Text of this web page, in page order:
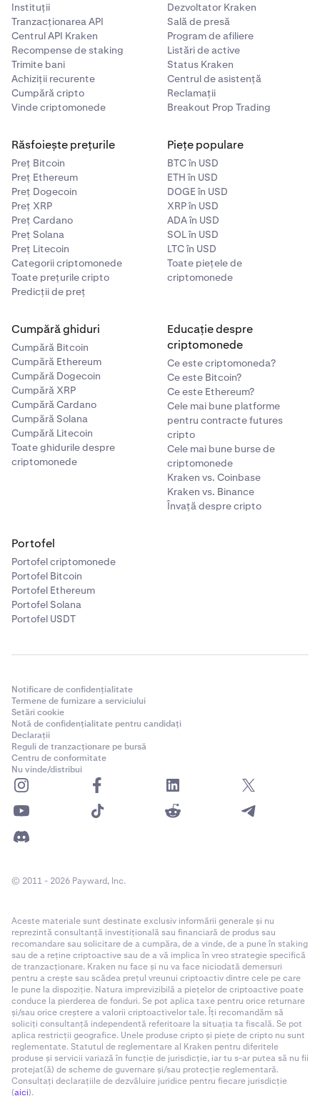
Instituții
Tranzacționarea API
Centrul API Kraken
Recompense de staking
Trimite bani
Achiziții recurente
Cumpără cripto
Vinde criptomonede
Dezvoltator Kraken
Sală de presă
Program de afiliere
Listări de active
Status Kraken
Centrul de asistență
Reclamații
Breakout Prop Trading
Răsfoiește prețurile
Preț Bitcoin
Preț Ethereum
Preț Dogecoin
Preț XRP
Preț Cardano
Preț Solana
Preț Litecoin
Categorii criptomonede
Toate prețurile cripto
Predicții de preț
Piețe populare
BTC în USD
ETH în USD
DOGE în USD
XRP în USD
ADA în USD
SOL în USD
LTC în USD
Toate piețele de
criptomonede
Cumpără ghiduri
Cumpără Bitcoin
Cumpără Ethereum
Cumpără Dogecoin
Cumpără XRP
Cumpără Cardano
Cumpără Solana
Cumpără Litecoin
Toate ghidurile despre
criptomonede
Educație despre
criptomonede
Ce este criptomoneda?
Ce este Bitcoin?
Ce este Ethereum?
Cele mai bune platforme
pentru contracte futures
cripto
Cele mai bune burse de
criptomonede
Kraken vs. Coinbase
Kraken vs. Binance
Învață despre cripto
Portofel
Portofel criptomonede
Portofel Bitcoin
Portofel Ethereum
Portofel Solana
Portofel USDT
Notificare de confidențialitate
Termene de furnizare a serviciului
Setări cookie
Notă de confidențialitate pentru candidați
Declarații
Reguli de tranzacționare pe bursă
Centru de conformitate
Nu vinde/distribui
© 2011 - 2026 Payward, Inc.
Aceste materiale sunt destinate exclusiv informării generale și nu
reprezintă consultanță investițională sau financiară de produs sau
recomandare sau solicitare de a cumpăra, de a vinde, de a pune în staking
sau de a reține criptoactive sau de a vă implica în vreo strategie specifică
de tranzacționare. Kraken nu face și nu va face niciodată demersuri
pentru a crește sau scădea prețul vreunui criptoactiv dintre cele pe care
le pune la dispoziție. Natura imprevizibilă a piețelor de criptoactive poate
conduce la pierderea de fonduri. Se pot aplica taxe pentru orice returnare
și/sau orice creștere a valorii criptoactivelor tale. Îți recomandăm să
soliciți consultanță independentă referitoare la situația ta fiscală. Se pot
aplica restricții geografice. Unele produse cripto și piețe de cripto nu sunt
reglementate. Statutul de reglementare al Kraken pentru diferitele
produse și servicii variază în funcție de jurisdicție, iar tu s-ar putea să nu fii
protejat(ă) de scheme de guvernare și/sau protecție reglementară.
Consultați declarațiile de dezvăluire juridice pentru fiecare jurisdicție
(aici).